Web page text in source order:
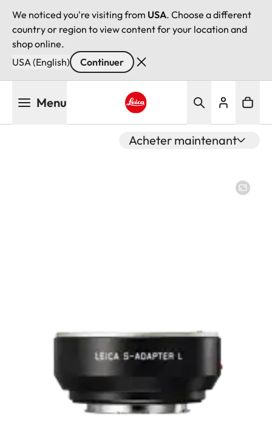
We noticed you're visiting from USA. Choose a different
country or region to view content for your location and
shop online.
USA (English)
Continuer
Menu
Acheter maintenant